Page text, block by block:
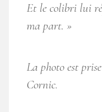
Et le colibri lui
ma part. »
La photo est
Cornic.